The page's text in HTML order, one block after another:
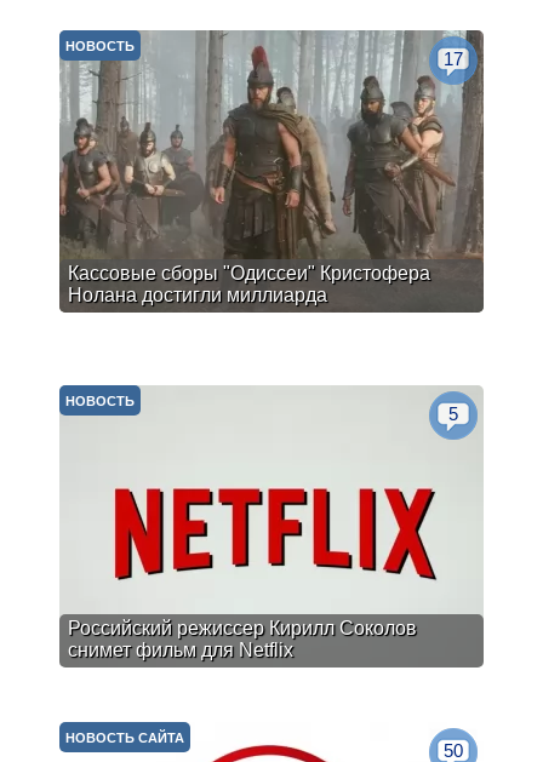
Кассовые сборы "Одиссеи" Кристофера
Нолана достигли миллиарда
НОВОСТЬ
17
Российский режиссер Кирилл Соколов
снимет фильм для Netflix
НОВОСТЬ
5
НОВОСТЬ САЙТА
50